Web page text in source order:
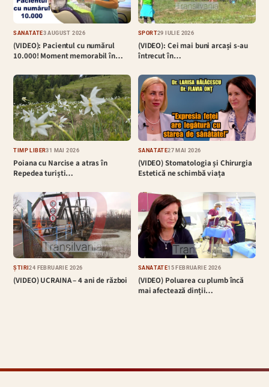
SĂNĂTATE3 AUGUST 2026
(VIDEO): Pacientul cu numărul
10.000! Moment memorabil în…
SPORT29 IULIE 2026
(VIDEO): Cei mai buni arcași s-au
întrecut în…
TIMP LIBER31 MAI 2026
Poiana cu Narcise a atras în
Repedea turiști…
SĂNĂTATE27 MAI 2026
(VIDEO) Stomatologia și Chirurgia
Estetică ne schimbă viața
ȘTIRI24 FEBRUARIE 2026
(VIDEO) UCRAINA – 4 ani de război
SĂNĂTATE15 FEBRUARIE 2026
(VIDEO) Poluarea cu plumb încă
mai afectează dinții…